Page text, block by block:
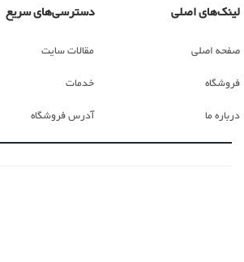
لینک‌های اصلی
صفحه اصلی
فروشگاه
درباره ما
دسترسی‌های سریع
مقالات سایت
خدمات
آدرس فروشگاه